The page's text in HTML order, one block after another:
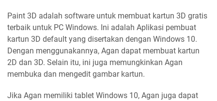
Paint 3D adalah software untuk membuat kartun 3D gratis
terbaik untuk PC Windows. Ini adalah Aplikasi pembuat
kartun 3D default yang disertakan dengan Windows 10.
Dengan menggunakannya, Agan dapat membuat kartun
2D dan 3D. Selain itu, ini juga memungkinkan Agan
membuka dan mengedit gambar kartun.
Jika Agan memiliki tablet Windows 10, Agan juga dapat